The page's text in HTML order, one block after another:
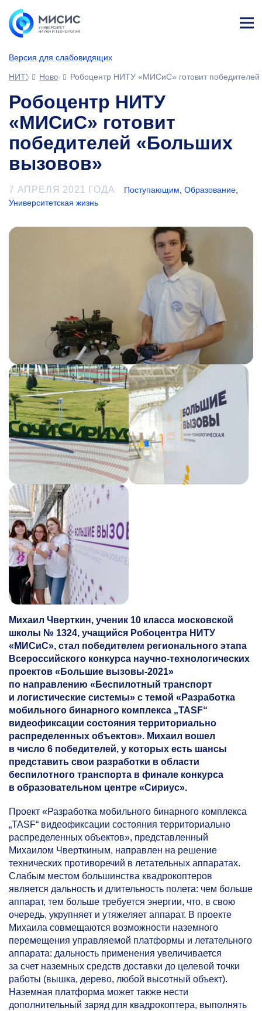
Версия для слабовидящих
ине
НИТУ МИСИС
НовостиРобоцентр НИТУ «МИСиС» готовит победителей
Робоцентр НИТУ
«МИСиС» готовит
победителей «Больших
вызовов»
7 АПРЕЛЯ 2021 ГОДА Поступающим ,Образование
Университетская жизнь
Михаил Чверткин, ученик 10 класса московской
школы № 1324, учащийся Робоцентра НИТУ
«МИСиС», стал победителем регионального этапа
Всероссийского конкурса научно-технологических
проектов «Большие вызовы-2021»
по направлению «Беспилотный транспорт
и логистические системы» с темой «Разработка
мобильного бинарного комплекса „TASF“
видеофиксации состояния территориально
распределенных объектов». Михаил вошел
в число 6 победителей, у которых есть шансы
представить свои разработки в области
беспилотного транспорта в финале конкурса
в образовательном центре «Сириус».
Проект «Разработка мобильного бинарного комплекса
„TASF“ видеофиксации состояния территориально
распределенных объектов», представленный
Михаилом Чверткиным, направлен на решение
технических противоречий в летательных аппаратах.
Слабым местом большинства квадрокоптеров
является дальность и длительность полета: чем больше
аппарат, тем больше требуется энергии, что, в свою
очередь, укрупняет и утяжеляет аппарат. В проекте
Михаила совмещаются возможности наземного
перемещения управляемой платформы и летательного
аппарата: дальность применения увеличивается
за счет наземных средств доставки до целевой точки
работы (вышка, дерево, любой высотный объект).
Наземная платформа может также нести
дополнительный заряд для квадрокоптера, выполнять